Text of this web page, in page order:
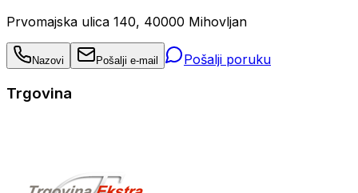
Prvomajska ulica 140, 40000 Mihovljan
Nazovi Pošalji e-mail Pošalji poruku
Trgovina